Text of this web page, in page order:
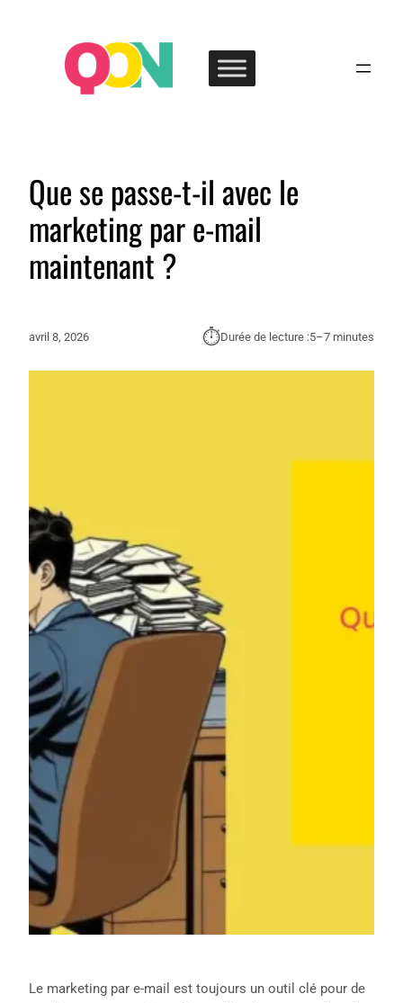
Que se passe-t-il avec le
marketing par e-mail
maintenant ?
avril 8, 2026 ⏱︎Durée de lecture :5–7 minutes
Le marketing par e-mail est toujours un outil clé pour de